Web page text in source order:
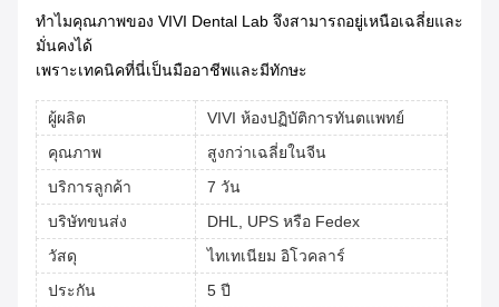
ทําไมคุณภาพของ VIVI Dental Lab จึงสามารถอยู่เหนือเฉลี่ยและ
มั่นคงได้
เพราะเทคนิคที่นี่เป็นมืออาชีพและมีทักษะ
ผู้ผลิต
VIVI ห้องปฏิบัติการทันตแพทย์
คุณภาพ
สูงกว่าเฉลี่ยในจีน
บริการลูกค้า
7 วัน
บริษัทขนส่ง
DHL, UPS หรือ Fedex
วัสดุ
ไทเทเนียม อิโวคลาร์
ประกัน
5 ปี